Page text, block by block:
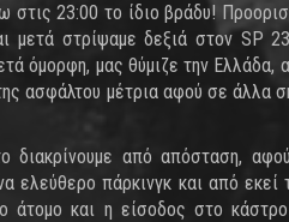
23:00 το ίδιο βράδυ!
στρίψαμε δεξιά στον SP
όμορφη, μας θύμιζε την
ασφάλτου μέτρια αφού σε άλλα
από απόσταση,
πάρκινγκ και από εκεί
και η είσοδος στο